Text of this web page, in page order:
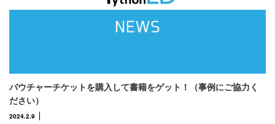
バウチャーチケットを購入して書籍をゲット！（事例にご協力く
ださい）
2024.2.9